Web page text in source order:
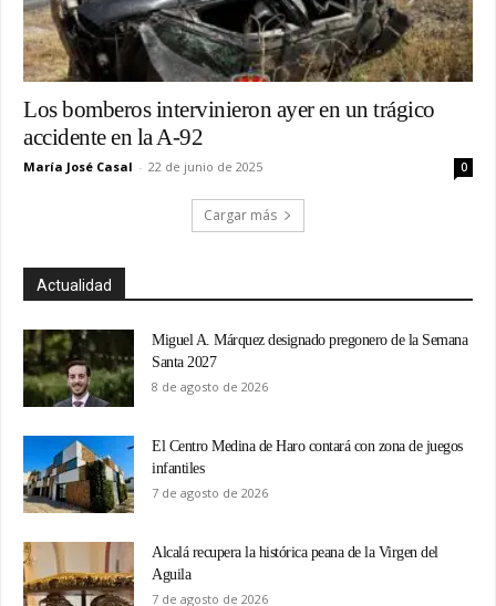
Los bomberos intervinieron ayer en un trágico
accidente en la A-92
María José Casal - 22 de junio de 2025 0
Cargar más
Actualidad
Miguel A. Márquez designado pregonero de la Semana
Santa 2027
8 de agosto de 2026
El Centro Medina de Haro contará con zona de juegos
infantiles
7 de agosto de 2026
Alcalá recupera la histórica peana de la Virgen del
Aguila
7 de agosto de 2026